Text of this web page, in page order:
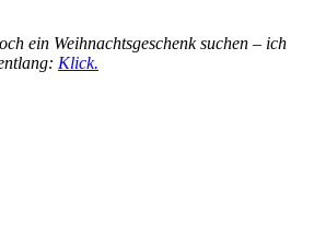
ein Weihnachtsgeschenk suchen – ich
Klick.